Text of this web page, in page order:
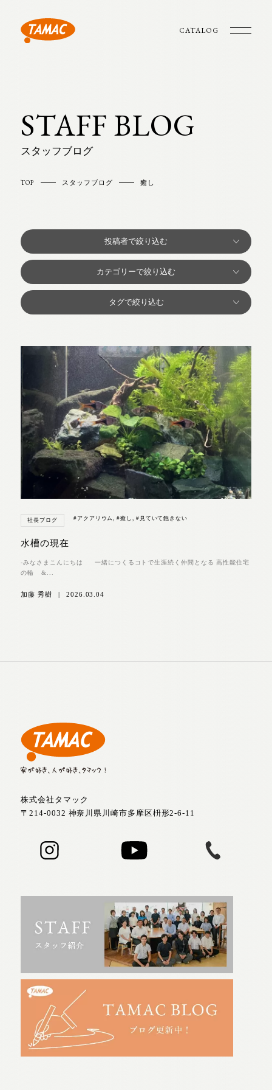
CATALOG
STAFF BLOG
スタッフブログ
TOP スタッフブログ 癒し
社長ブログ #アクアリウム,#癒し , #見ていて飽きない
水槽の現在
-みなさまこんにちは 一緒につくるコトで生涯続く仲間となる 高性能住宅
の輪 &...
加藤 秀樹 2026.03.04
株式会社タマック
〒214-0032 神奈川県川崎市多摩区枡形2-6-11